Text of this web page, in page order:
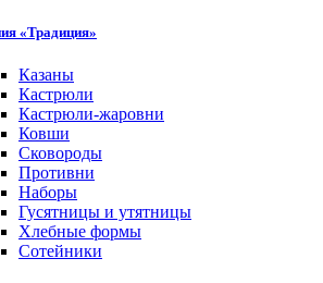
«Традиция»
Казаны
Кастрюли
Кастрюли-жаровни
Ковши
Сковороды
Противни
Наборы
Гусятницы и утятницы
Хлебные формы
Сотейники